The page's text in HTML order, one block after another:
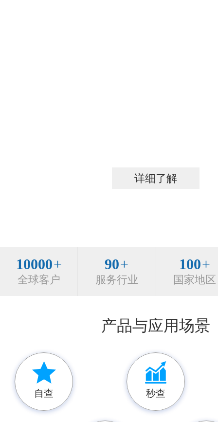
详细了解
10000+
全球客户
90+
服务行业
100+
国家地区
产品与应用场景
自查 秒查